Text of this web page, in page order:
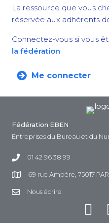
La ressource que vous
réservée aux adhérents
Connectez-vous si vous
la fédération
Me connecter
Fédération EBEN
Entreprises du Bureau et du
01 42 96 38 99
69 rue Ampère, 75017
Nous écrire